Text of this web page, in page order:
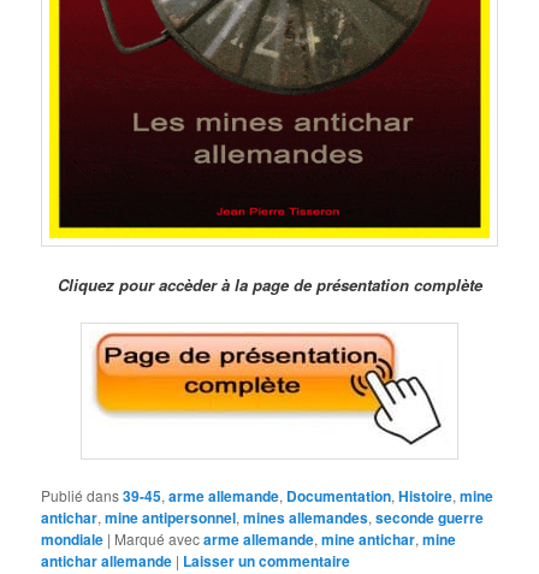
Cliquez pour accèder à la page de présentation complète
Publié dans39-45,arme allemande, Documentation,Histoire,mine
antichar,mine antipersonnel,mines allemandes,seconde guerre
mondiale | Marqué avecarme allemande,mine antichar,mine
antichar allemande | Laisser un commentaire